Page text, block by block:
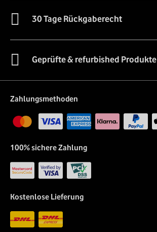
30 Tage Rückgaberecht
Geprüfte & refurbished Produkte
Zahlungsmethoden
100% sichere Zahlung
Kostenlose Lieferung